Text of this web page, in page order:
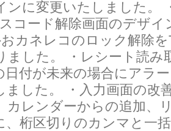
ンに変更いたしました。
コード解除画面のデザイ
カネレコのロック解除を
ました。 ・レシート読み
日付が未来の場合にアラ
ました。 ・入力画面の改
カレンダーからの追加、
、桁区切りのカンマと一